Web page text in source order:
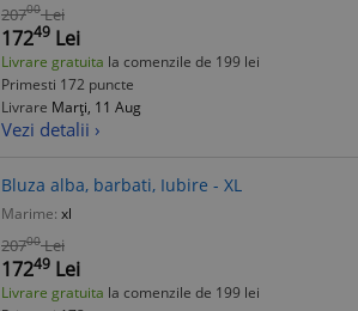
20700 Lei
17249 Lei
Livrare gratuita la comenzile de 199 lei
Primesti 172 puncte
Livrare Marți, 11 Aug
Vezi detalii ›
Bluza alba, barbati, Iubire - XL
Marime: xl
20700 Lei
17249 Lei
Livrare gratuita la comenzile de 199 lei